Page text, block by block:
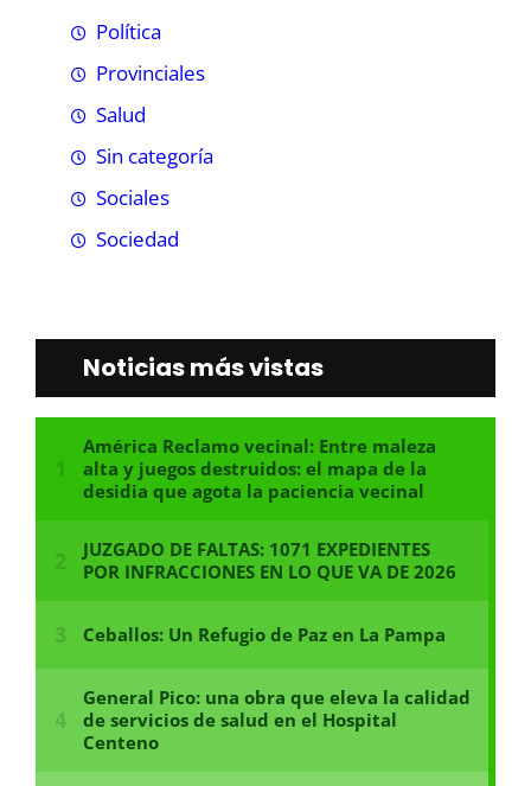
Política
Provinciales
Salud
Sin categoría
Sociales
Sociedad
Noticias más vistas